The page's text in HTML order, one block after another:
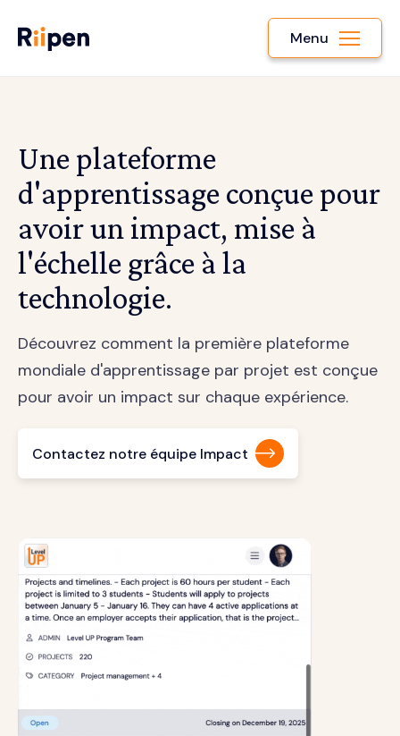
Menu
Une plateforme
d'apprentissage conçue pour
avoir un impact, mise à
l'échelle grâce à la
technologie.
Découvrez comment la première plateforme
mondiale d'apprentissage par projet est conçue
pour avoir un impact sur chaque expérience.
Contactez notre équipe Impact